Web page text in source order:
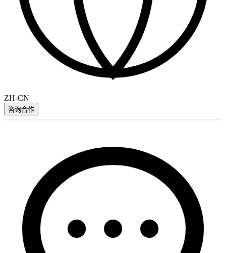
ZH-CN
咨询合作